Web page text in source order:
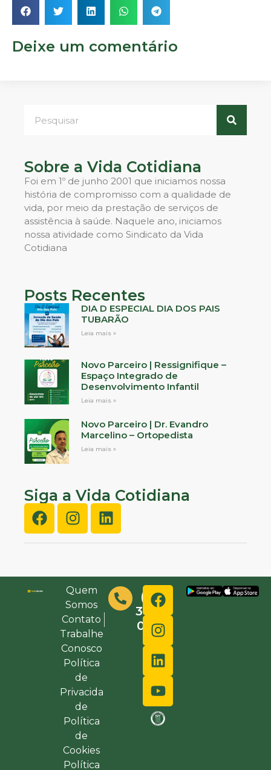
Deixe um comentário
Sobre a Vida Cotidiana
Foi em 1º de junho 2001 que iniciamos nossa
história de compromisso com a qualidade de
vida, por meio da prestação de serviços de
assistência à saúde. Naquele ano, iniciamos
nossa atividade como Sindicato da Vida
Cotidiana
Posts Recentes
DIA D ESPECIAL DIA DOS PAIS
TUBARÃO
Leia mais »
Novo Parceiro | Ressignifique –
Espaço Integrado de
Desenvolvimento Infantil
Leia mais »
Novo Parceiro | Dr. Evandro
Marcelino – Ortopedista
Leia mais »
Siga a Vida Cotidiana
Quem
Somos
Contato
Trabalhe
Conosco
Política
de
Privacida
de
Política
de
Cookies
Política
(48)
3632-
0000